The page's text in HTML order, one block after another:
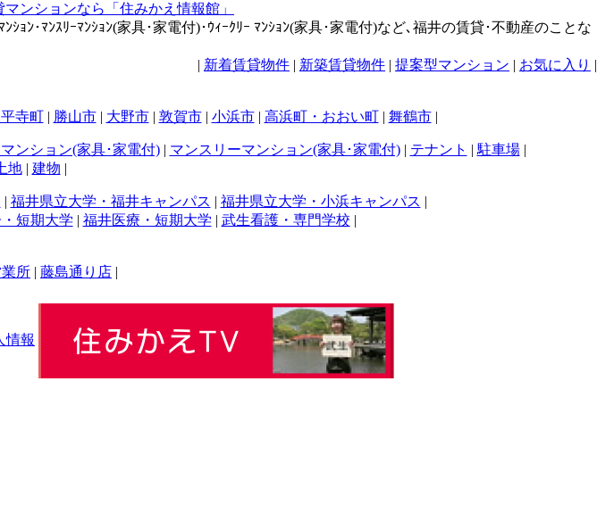
ﾝ･ﾏﾝｽﾘｰﾏﾝｼｮﾝ(家具･家電付)･ｳｨｰｸﾘｰ ﾏﾝｼｮﾝ(家具･家電付)など､福井の賃貸･不動産のことな
| 新着賃貸物件 | 新築賃貸物件 | 提案型マンション | お気に入り |
寺町| 勝山市| 大野市| 敦賀市| 小浜市| 高浜町・おおい町| 舞鶴市|
ンション(家具･家電付)| マンスリーマンション(家具･家電付)| テナント | 駐車場|
地| 建物 |
| 福井県立大学・福井キャンパス | 福井県立大学・小浜キャンパス |
短期大学 | 福井医療・短期大学 | 武生看護・専門学校 |
所 | 藤島通り店 |